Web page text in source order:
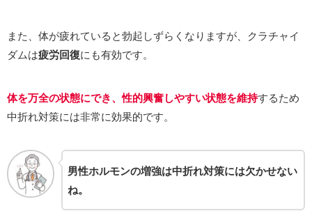
また、体が疲れていると勃起しずらくなりますが、クラチャイ
ダムは疲労回復にも有効です。
体を万全の状態にでき、性的興奮しやすい状態を維持するため
中折れ対策には非常に効果的です。
男性ホルモンの増強は中折れ対策には欠かせない
ね。